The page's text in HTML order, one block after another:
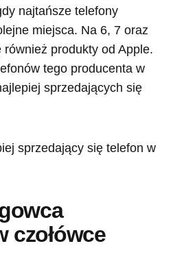
najtańsze telefony
miejsca. Na 6, 7 oraz
również produkty od Apple.
tego producenta w
sprzedających się
czołówce